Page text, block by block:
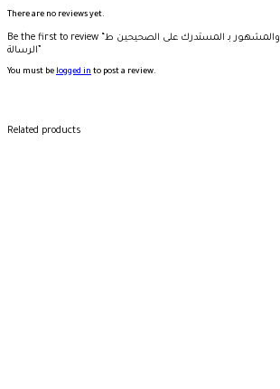
There are no reviews yet.
Be the first to review “المستدرك الجامع الصحيح والمشهور بـ المستدرك على الصحيحين ط
الرسالة”
You must be logged in to post a review.
Related products